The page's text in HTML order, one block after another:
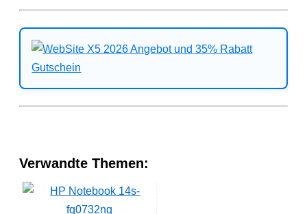
Verwandte Themen: